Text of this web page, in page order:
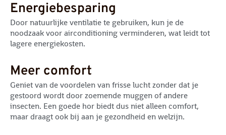
Energiebesparing
Door natuurlijke ventilatie te gebruiken, kun je de
noodzaak voor airconditioning verminderen, wat leidt tot
lagere energiekosten.
Meer comfort
Geniet van de voordelen van frisse lucht zonder dat je
gestoord wordt door zoemende muggen of andere
insecten. Een goede hor biedt dus niet alleen comfort,
maar draagt ook bij aan je gezondheid en welzijn.